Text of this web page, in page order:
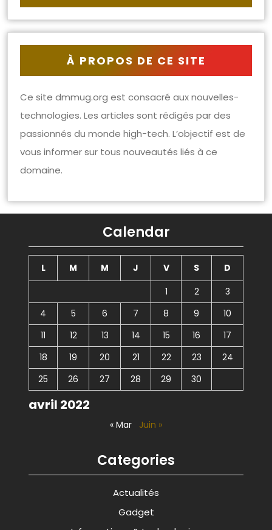
À PROPOS DE CE SITE
Ce site dmmug.org est consacré aux nouvelles-
technologies. Les articles sont rédigés par des
passionnés du monde high-tech. L’objectif est de
vous informer sur tous nouveautés liés à ce
domaine.
Calendar
avril 2022
L M M J V S
D
1
2
3
4
5 6 7 8 9
10
11
12 13 14 15 16
17
18
19 20 21 22 23
24
25
26 27 28 29 30
« Mar Juin »
Categories
Actualités
Gadget